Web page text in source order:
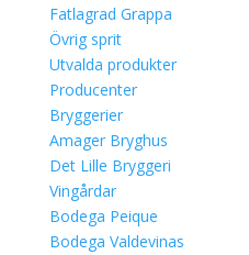
Fatlagrad Grappa
Övrig sprit
Utvalda produkter
Producenter
Bryggerier
Amager Bryghus
Det Lille Bryggeri
Vingårdar
Bodega Peique
Bodega Valdevinas